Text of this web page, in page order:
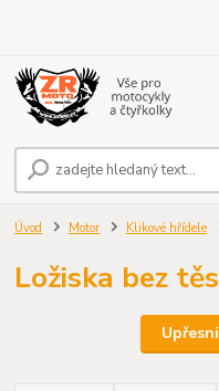
Úvod Motor Klikové hřídele
Ložiska bez